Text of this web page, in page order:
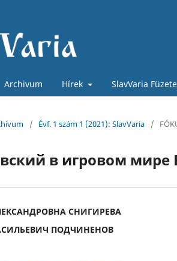
Archivum Hírek SlavVaria
/ Évf. 1 szám 1 (2021): SlavVaria /
в игровом мире
СНИГИРЕВА
ПОДЧИНЕНОВ